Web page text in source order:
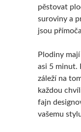
pěstovat
suroviny a
jsou
Plodiny
asi 5 minut.
záleží na
každou
fajn
vašemu